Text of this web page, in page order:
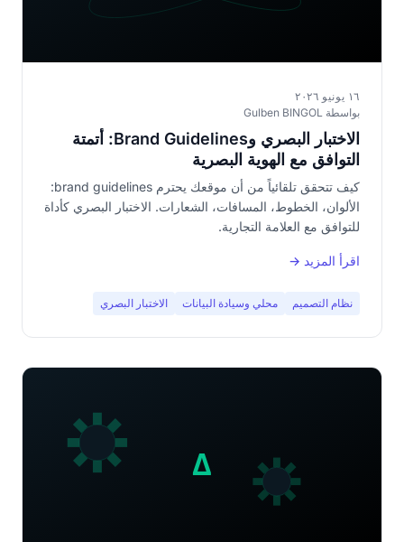
١٦ يونيو ٢٠٢٦
بواسطة Gulben BINGOL
الاختبار البصري وBrand Guidelines: أتمتة
التوافق مع الهوية البصرية
كيف تتحقق تلقائياً من أن موقعك يحترم brand guidelines:
الألوان، الخطوط، المسافات، الشعارات. الاختبار البصري كأداة
للتوافق مع العلامة التجارية.
اقرأ المزيد →
نظام التصميم محلي وسيادة البيانات الاختبار البصري